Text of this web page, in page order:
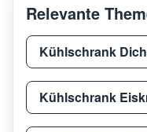
Relevante
Kühlschrank
Kühlschrank